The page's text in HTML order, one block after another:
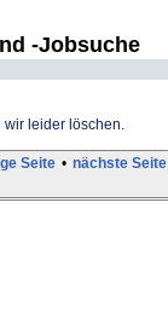
-Jobsuche
leider löschen.
Seite • nächste Seite